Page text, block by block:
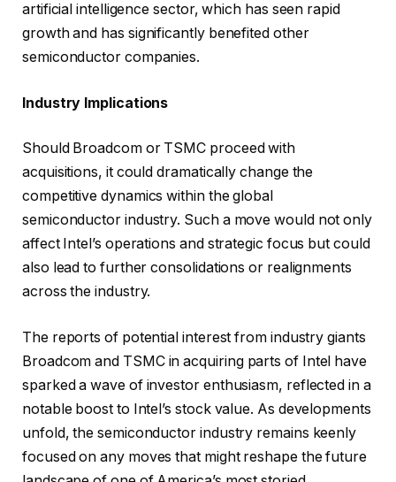
artificial intelligence sector, which has seen rapid
growth and has significantly benefited other
semiconductor companies.
Industry Implications
Should Broadcom or TSMC proceed with
acquisitions, it could dramatically change the
competitive dynamics within the global
semiconductor industry. Such a move would not only
affect Intel’s operations and strategic focus but could
also lead to further consolidations or realignments
across the industry.
The reports of potential interest from industry giants
Broadcom and TSMC in acquiring parts of Intel have
sparked a wave of investor enthusiasm, reflected in a
notable boost to Intel’s stock value. As developments
unfold, the semiconductor industry remains keenly
focused on any moves that might reshape the future